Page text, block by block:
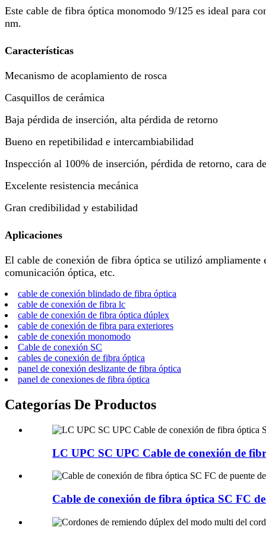
Este cable de fibra óptica monomodo 9/125 es ideal para
nm.
Características
Mecanismo de acoplamiento de rosca
Casquillos de cerámica
Baja pérdida de inserción, alta pérdida de retorno
Bueno en repetibilidad e intercambiabilidad
Inspección al 100% de inserción, pérdida de retorno, cara
Excelente resistencia mecánica
Gran credibilidad y estabilidad
Aplicaciones
El cable de conexión de fibra óptica se utilizó
comunicación óptica, etc.
cable de conexión blindado de fibra óptica
cable de conexión de fibra lc
cable de conexión de fibra óptica dúplex
cable de conexión de fibra para exteriores
cable de conexión monomodo
Cable de conexión SC
cables de conexión de fibra óptica
panel de conexión deslizante de fibra óptica
panel de conexiones de fibra óptica
Categorías De Productos
LC UPC SC UPC Cable de conexión de
Cable de conexión de fibra óptica SC FC